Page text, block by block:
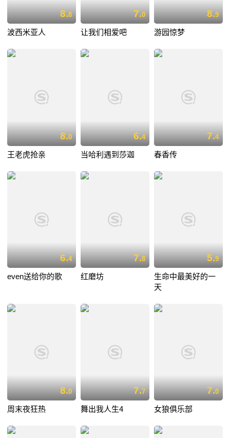
8.8
波西米亚人
7.0
让我们相爱吧
8.9
游园惊梦
8.0
王老虎抢亲
6.4
当哈利遇到莎迦
7.4
春香传
6.4
even送给你的歌
7.8
红磨坊
5.9
生命中最美好的一
天
8.0
周末夜狂热
7.7
舞出我人生4
7.0
女狼俱乐部